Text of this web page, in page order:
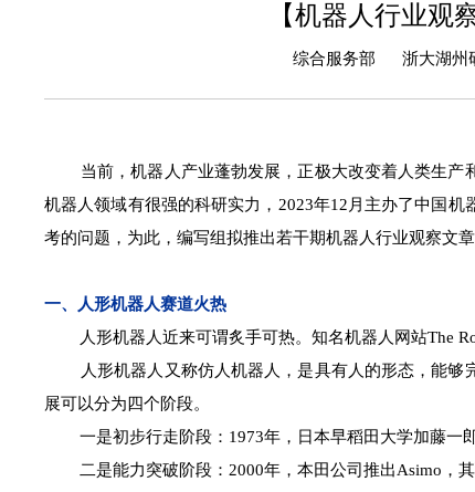
【机器人行业观
综合服务部 浙大湖州
当前，机器人产业蓬勃发展，正极大改变着人类生产
机器人领域有很强的科研实力，2023年12月主办了中国
考的问题，为此，编写组拟推出若干期机器人行业观察文
一、人形机器人赛道火热
人形机器人近来可谓炙手可热。知名机器人网站The
人形机器人又称仿人机器人，是具有人的形态，能够
展可以分为四个阶段。
一是初步行走阶段：1973年，日本早稻田大学加藤一郎
二是能力突破阶段：2000年，本田公司推出Asimo，其